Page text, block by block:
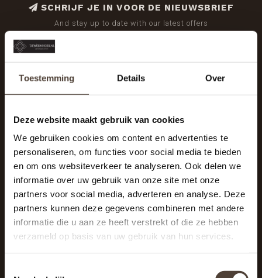
Toestemming Details Over
Deze website maakt gebruik van cookies
We gebruiken cookies om content en advertenties te
personaliseren, om functies voor social media te bieden
en om ons websiteverkeer te analyseren. Ook delen we
informatie over uw gebruik van onze site met onze
partners voor social media, adverteren en analyse. Deze
partners kunnen deze gegevens combineren met andere
informatie die u aan ze heeft verstrekt of die ze hebben
verzameld op basis van uw gebruik van hun services.
SCHRIJF JE IN VOOR DE NIEUWSBRIEF
And stay up to date with our latest offers
De Woonhoek - Landelijk leven